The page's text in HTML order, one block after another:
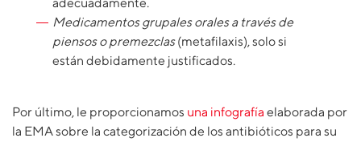
Medicamentos grupales orales a través de
piensos o premezclas(metafilaxis), solo si
están debidamente justificados.
Por último, le proporcionamos una infografía elaborada por
la EMA sobre la categorización de los antibióticos para su